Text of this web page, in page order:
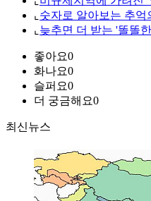
⌞ 숫자로 알아보는 추억
⌞ 늦추면 더 받는 '똘똘
좋아요0
화나요0
슬퍼요0
더 궁금해요0
최신뉴스